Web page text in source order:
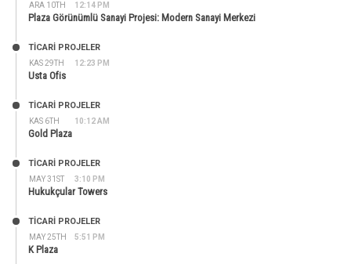
ARA 10TH 12:14 PM
Plaza Görünümlü Sanayi Projesi: Modern Sanayi Merkezi
KAS 29TH 12:23 PM
TİCARİ PROJELER
Usta Ofis
KAS 6TH 10:12 AM
TİCARİ PROJELER
Gold Plaza
MAY 31ST 3:10 PM
TİCARİ PROJELER
Hukukçular Towers
MAY 25TH 5:51 PM
TİCARİ PROJELER
K Plaza